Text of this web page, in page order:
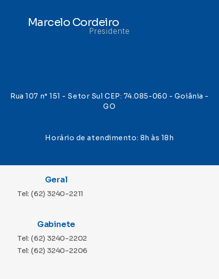
Marcelo Cordeiro
Presidente
Rua 107 n° 151 - Setor Sul CEP: 74.085-060 - Goiânia -
GO
Horário de atendimento: 8h às 18h
Geral
Tel: (62) 3240-2211
Gabinete
Tel: (62) 3240-2202
Tel: (62) 3240-2206